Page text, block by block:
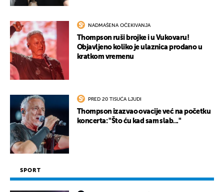
NADMAŠENA OČEKIVANJA
Thompson ruši brojke i u Vukovaru!
Objavljeno koliko je ulaznica prodano u
kratkom vremenu
PRED 20 TISUĆA LJUDI
Thompson izazvao ovacije već na početku
koncerta: "Što ću kad sam slab..."
SPORT